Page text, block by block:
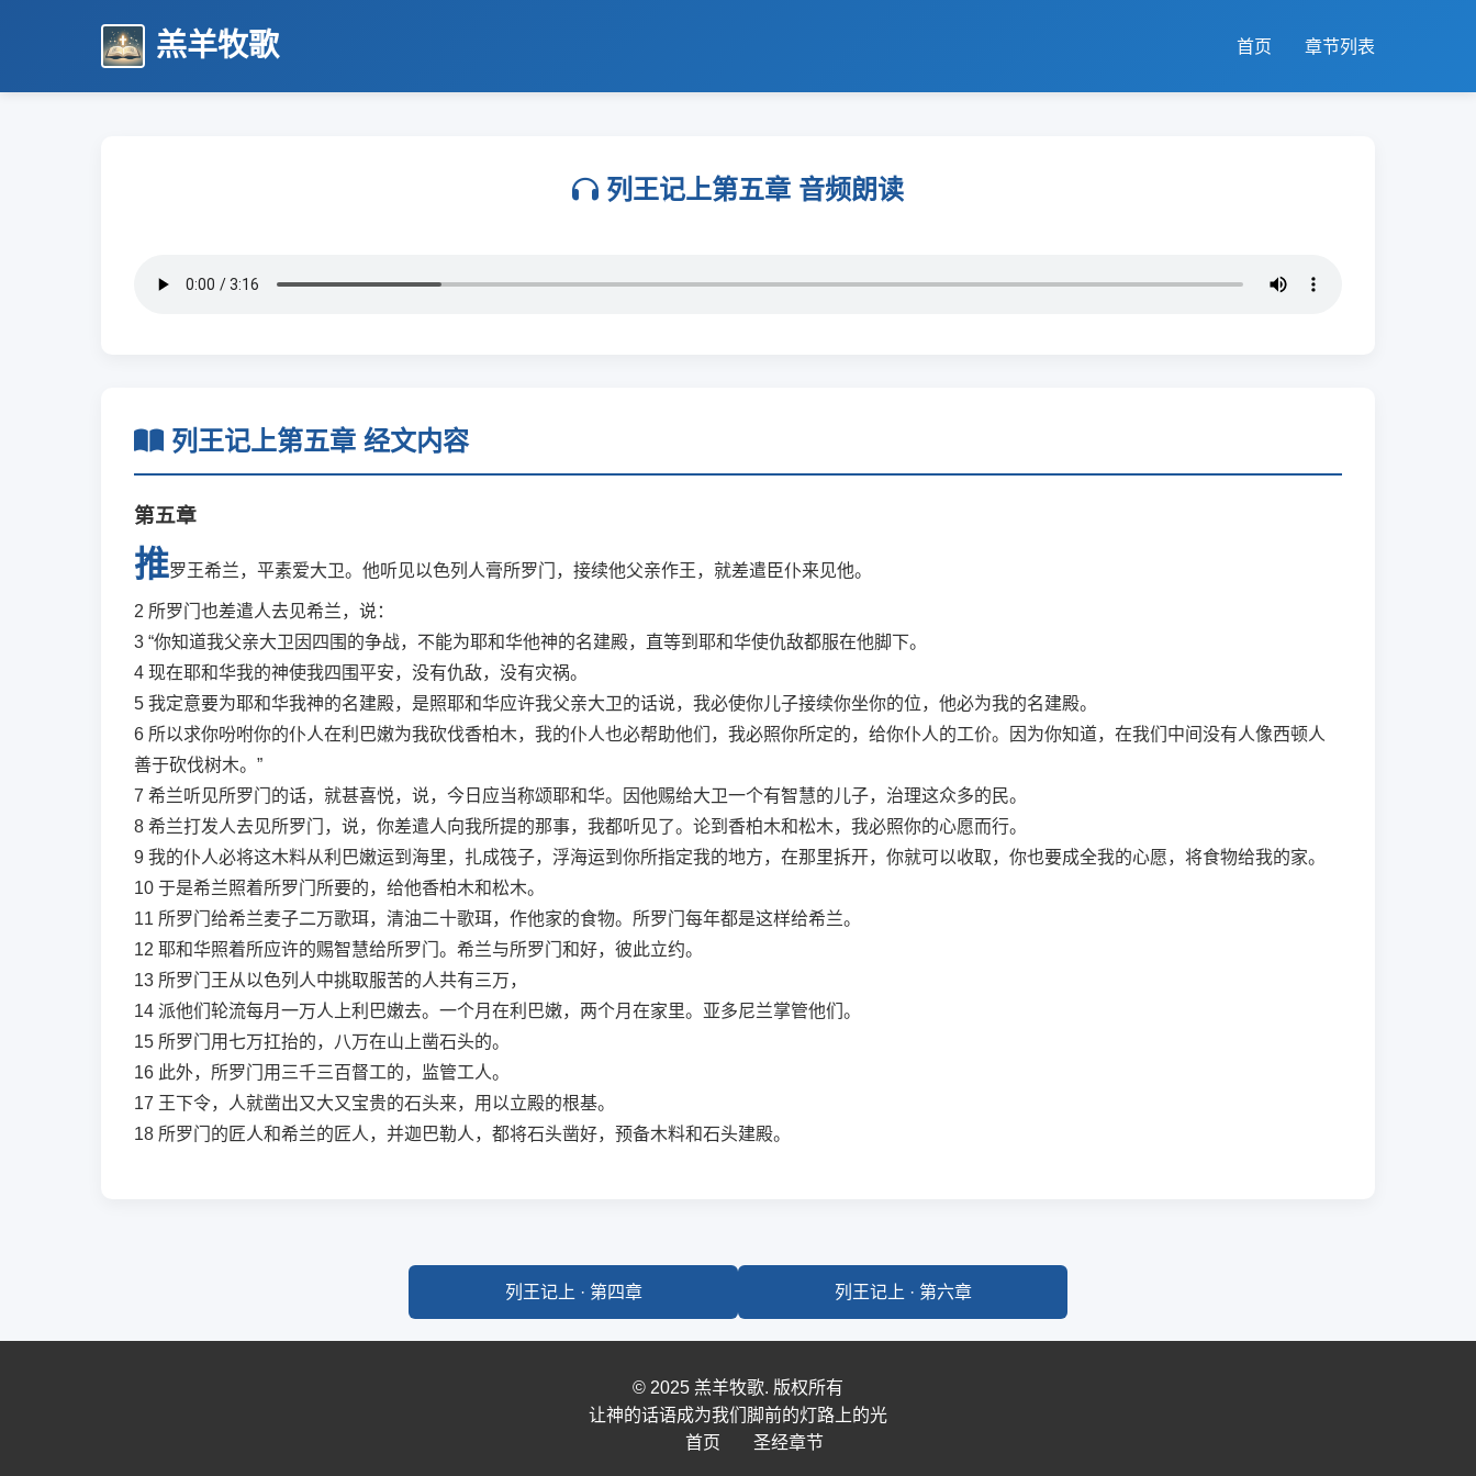
羔羊牧歌 首页 章节列表
列王记上第五章 音频朗读
列王记上第五章 经文内容
第五章
推罗王希兰，平素爱大卫。他听见以色列人膏所罗门，接续他父亲作王，就差遣臣仆来见他。
2 所罗门也差遣人去见希兰，说：
3 “你知道我父亲大卫因四围的争战，不能为耶和华他神的名建殿，直等到耶和华使仇敌都服在他脚下。
4 现在耶和华我的神使我四围平安，没有仇敌，没有灾祸。
5 我定意要为耶和华我神的名建殿，是照耶和华应许我父亲大卫的话说，我必使你儿子接续你坐你的位，他必为我的名建殿。
6 所以求你吩咐你的仆人在利巴嫩为我砍伐香柏木，我的仆人也必帮助他们，我必照你所定的，给你仆人的工价。因为你知道，在我们中间没有人像西顿人
善于砍伐树木。”
7 希兰听见所罗门的话，就甚喜悦，说，今日应当称颂耶和华。因他赐给大卫一个有智慧的儿子，治理这众多的民。
8 希兰打发人去见所罗门，说，你差遣人向我所提的那事，我都听见了。论到香柏木和松木，我必照你的心愿而行。
9 我的仆人必将这木料从利巴嫩运到海里，扎成筏子，浮海运到你所指定我的地方，在那里拆开，你就可以收取，你也要成全我的心愿，将食物给我的家。
10 于是希兰照着所罗门所要的，给他香柏木和松木。
11 所罗门给希兰麦子二万歌珥，清油二十歌珥，作他家的食物。所罗门每年都是这样给希兰。
12 耶和华照着所应许的赐智慧给所罗门。希兰与所罗门和好，彼此立约。
13 所罗门王从以色列人中挑取服苦的人共有三万，
14 派他们轮流每月一万人上利巴嫩去。一个月在利巴嫩，两个月在家里。亚多尼兰掌管他们。
15 所罗门用七万扛抬的，八万在山上凿石头的。
16 此外，所罗门用三千三百督工的，监管工人。
17 王下令，人就凿出又大又宝贵的石头来，用以立殿的根基。
18 所罗门的匠人和希兰的匠人，并迦巴勒人，都将石头凿好，预备木料和石头建殿。
列王记上 · 第四章 列王记上 · 第六章
© 2025 羔羊牧歌. 版权所有
让神的话语成为我们脚前的灯路上的光
首页
圣经章节